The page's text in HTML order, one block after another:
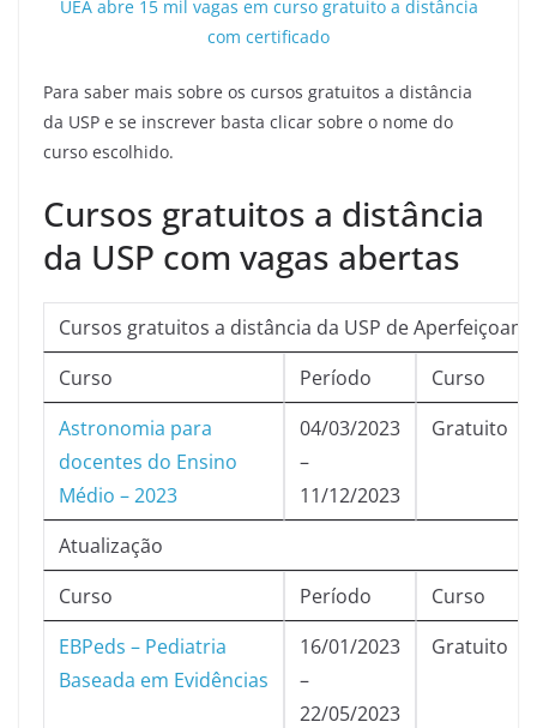
UEA abre 15 mil vagas em curso gratuito a distância
com certificado
Para saber mais sobre os cursos gratuitos a distância
da USP e se inscrever basta clicar sobre o nome do
curso escolhido.
Cursos gratuitos a distância
da USP com vagas abertas
Cursos gratuitos a distância da USP de
Curso
Período
Curso
Astronomia para
docentes do Ensino
Médio – 2023
04/03/2023
–
11/12/2023
Gratuito
Atualização
Curso
Período
Curso
EBPeds – Pediatria
Baseada em Evidências
16/01/2023
–
22/05/2023
Gratuito